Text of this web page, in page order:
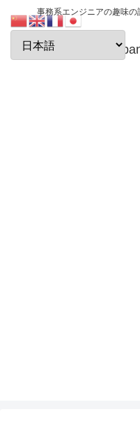
事務系エンジニアの趣味の